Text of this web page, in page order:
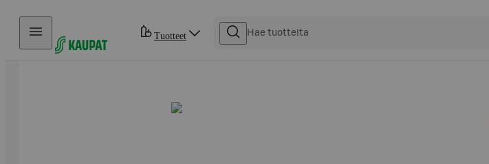
Hyppää sisältöön
Tuotteet